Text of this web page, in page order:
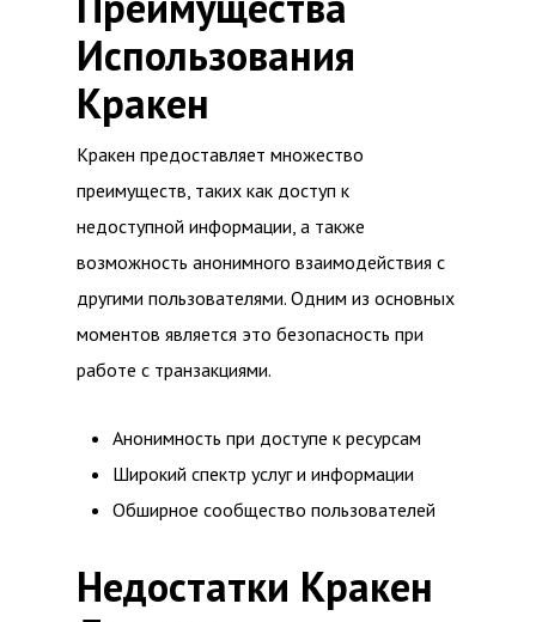
Использования
Кракен
Кракен предоставляет множество
преимуществ, таких как доступ к
недоступной информации, а также
возможность анонимного взаимодействия с
другими пользователями. Одним из основных
моментов является это безопасность при
работе с транзакциями.
Анонимность при доступе к ресурсам
Широкий спектр услуг и информации
Обширное сообщество пользователей
Недостатки Кракен